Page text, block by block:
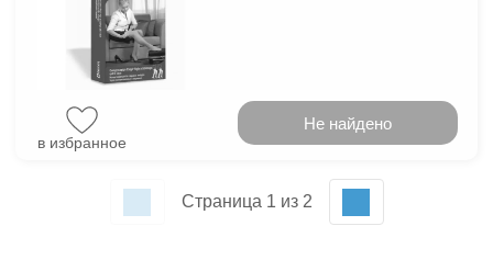
в избранное
Не найдено
Страница 1 из 2